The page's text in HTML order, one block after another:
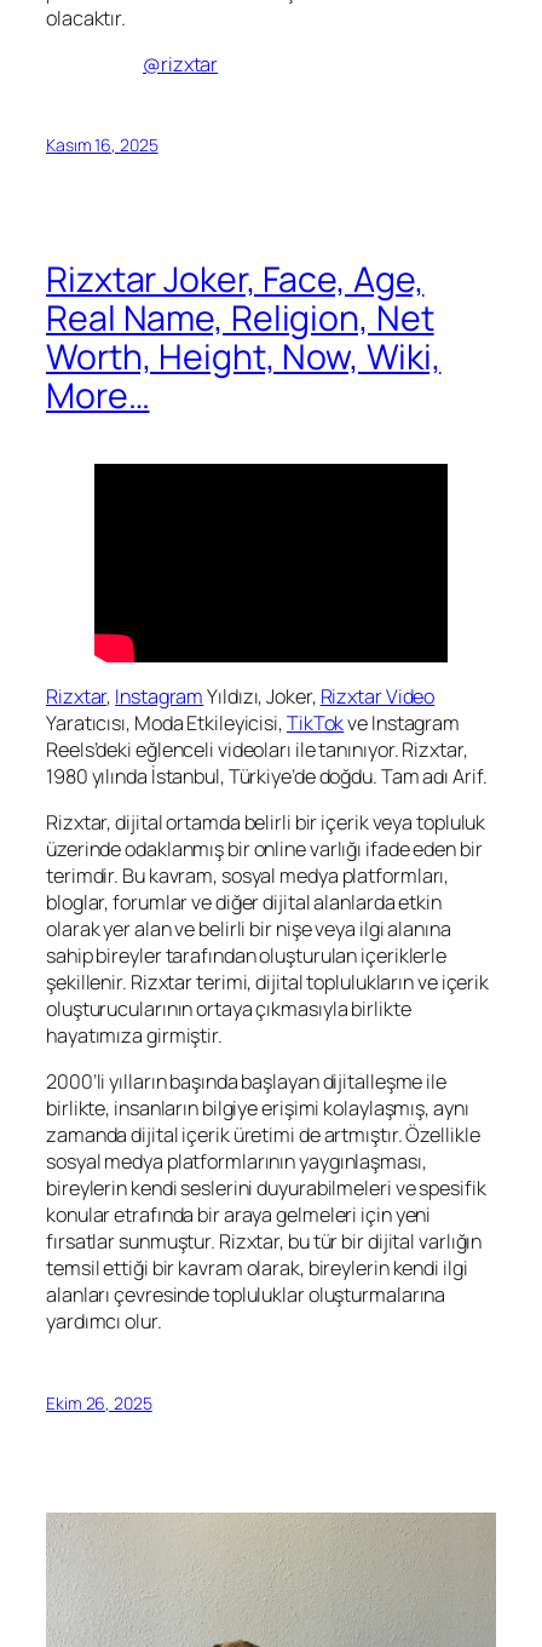
olacaktır.
@rizxtar
Kasım 16, 2025
Rizxtar Joker, Face, Age,
Real Name, Religion, Net
Worth, Height, Now, Wiki,
More…
Rizxtar, InstagramYıldızı, Joker, Rizxtar Video
Yaratıcısı, Moda Etkileyicisi,TikTokve Instagram
Reels’deki eğlenceli videoları ile tanınıyor. Rizxtar,
1980 yılında İstanbul, Türkiye’de doğdu. Tam adı Arif.
Rizxtar, dijital ortamda belirli bir içerik veya topluluk
üzerinde odaklanmış bir online varlığı ifade eden bir
terimdir. Bu kavram, sosyal medya platformları,
bloglar, forumlar ve diğer dijital alanlarda etkin
olarak yer alan ve belirli bir nişe veya ilgi alanına
sahip bireyler tarafından oluşturulan içeriklerle
şekillenir. Rizxtar terimi, dijital toplulukların ve içerik
oluşturucularının ortaya çıkmasıyla birlikte
hayatımıza girmiştir.
2000’li yılların başında başlayan dijitalleşme ile
birlikte, insanların bilgiye erişimi kolaylaşmış, aynı
zamanda dijital içerik üretimi de artmıştır. Özellikle
sosyal medya platformlarının yaygınlaşması,
bireylerin kendi seslerini duyurabilmeleri ve spesifik
konular etrafında bir araya gelmeleri için yeni
fırsatlar sunmuştur. Rizxtar, bu tür bir dijital varlığın
temsil ettiği bir kavram olarak, bireylerin kendi ilgi
alanları çevresinde topluluklar oluşturmalarına
yardımcı olur.
Ekim 26, 2025